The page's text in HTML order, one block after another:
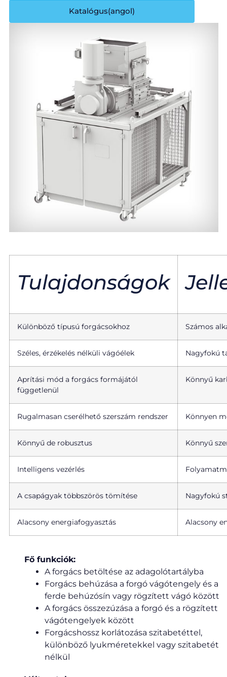
Katalógus(angol)
Tulajdonságok
Különböző típusú forgácsokhoz Számos
Széles, érzékelés nélküli vágóélek Nagyfokú
Aprítási mód a forgács formájától
függetlenül
Könnyű
Rugalmasan cserélhető szerszám rendszer Könnyen
Könnyű de robusztus Könnyű
Intelligens vezérlés
A csapágyak többszörös tömítése Nagyfokú
Alacsony energiafogyasztás Alacsony
Fő funkciók:
A forgács betöltése az adagolótartályba
Forgács behúzása a forgó vágótengely és a
ferde behúzósín vagy rögzített vágó között
A forgács összezúzása a forgó és a rögzített
vágótengelyek között
Forgácshossz korlátozása szitabetéttel,
különböző lyukméretekkel vagy szitabetét
nélkül